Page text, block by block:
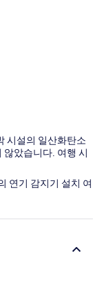
시설의 일산화탄소
았습니다. 여행 시
연기 감지기 설치 여